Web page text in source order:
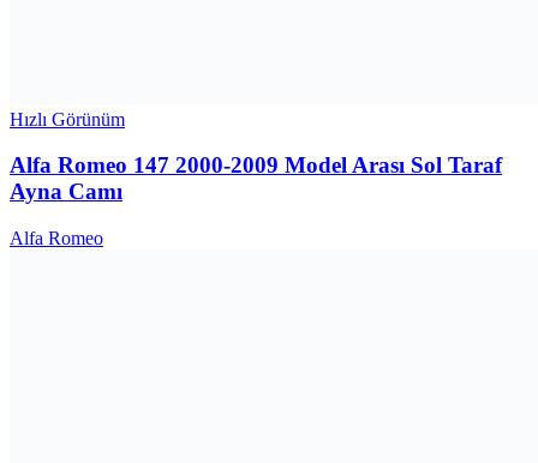
Hızlı Görünüm
Alfa Romeo 147 2000-2009 Model Arası Sol Taraf
Ayna Camı
Alfa Romeo